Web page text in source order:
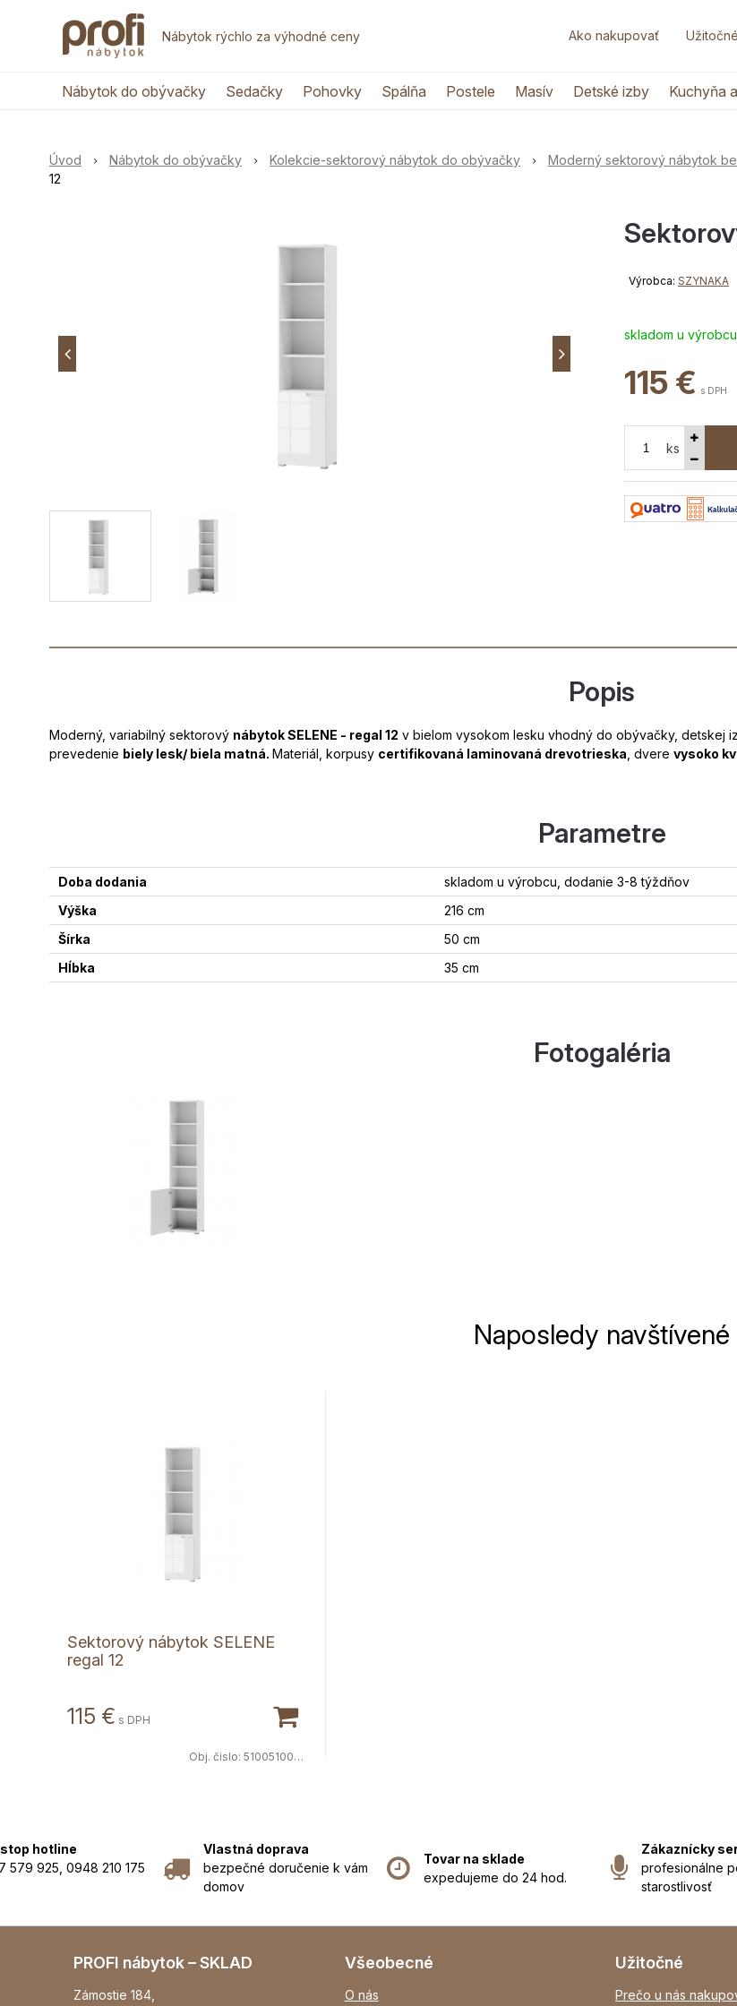
Nábytok rýchlo za výhodné ceny Ako nakupovať Užitočné
Nábytok do obývačky Sedačky Pohovky Spálňa Postele Masív Detské izby Kuchyňa
Úvod Nábytok do obývačky Kolekcie-sektorový nábytok do obývačky Moderný sektorový nábytok
12
Výrobca: SZYNAKA
skladom u
115 € s DPH
ks
Popis
Moderný, variabilný sektorový nábytok SELENE - regal 12 v bielom vysokom lesku vhodný do obývačky, detskej
prevedenie biely lesk/ biela matná. Materiál, korpusy certifikovaná laminovaná drevotrieska , dvere vysoko
Parametre
Doba dodania
skladom u výrobcu, dodanie 3-8 týždňov
Výška
216 cm
Šírka
50 cm
Hĺbka
35 cm
Fotogaléria
Naposledy navštívené
Sektorový nábytok SELENE
regal 12
115 € s DPH
Obj. čislo:5100510079
hotline
579 925, 0948 210 175
Vlastná doprava
bezpečné doručenie k vám
domov
Tovar na sklade
expedujeme do 24 hod.
Zákaznícky
profesionálne
starostlivosť
PROFI nábytok – SKLAD
Zámostie 184,
Všeobecné
O nás
Užitočné
Prečo u nás